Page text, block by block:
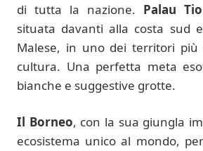
di tutta la nazione. Palau
situata davanti alla costa sud
Malese, in uno dei territori più
cultura. Una perfetta meta
bianche e suggestive grotte.
Il Borneo, con la sua giungla
ecosistema unico al mondo,